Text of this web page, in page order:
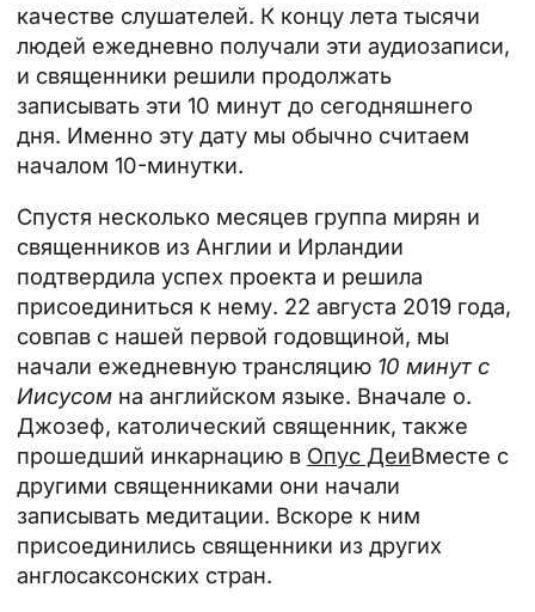
качестве слушателей. К концу лета тысячи
людей ежедневно получали эти аудиозаписи,
и священники решили продолжать
записывать эти 10 минут до сегодняшнего
дня. Именно эту дату мы обычно считаем
началом 10-минутки.
Спустя несколько месяцев группа мирян и
священников из Англии и Ирландии
подтвердила успех проекта и решила
присоединиться к нему. 22 августа 2019 года,
совпав с нашей первой годовщиной, мы
начали ежедневную трансляцию 10 минут с
Иисусом на английском языке. Вначале о.
Джозеф, католический священник, также
прошедший инкарнацию в Опус ДеиВместе с
другими священниками они начали
записывать медитации. Вскоре к ним
присоединились священники из других
англосаксонских стран.